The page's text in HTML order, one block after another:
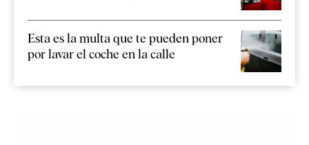
Esta es la multa que te pueden poner
por lavar el coche en la calle